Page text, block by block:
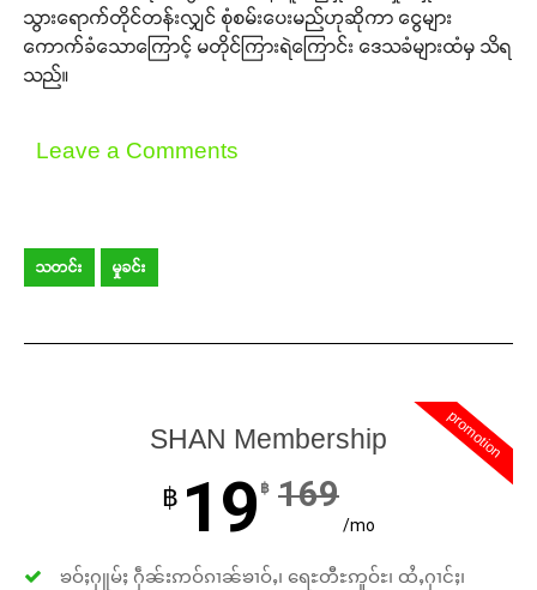
သွားရောက်တိုင်တန်းလျှင် စုံစမ်းပေးမည်ဟုဆိုကာ ငွေများ
ကောက်ခံသောကြောင့် မတိုင်ကြားရဲကြောင်း ဒေသခံများထံမှ သိရ
သည်။
Leave a Comments
သတင်း မှုခင်း
promotion
SHAN Membership
฿ 19 ฿ 169
/mo
ၶဝ်ႈႁူမ်ႈ ႁဵၼ်းဢဝ်ၵၢၼ်ၶၢဝ်ႇ၊ ရေႊတီႊဢူဝ်ႊ၊ ထႆႇႁၢင်ႈ၊